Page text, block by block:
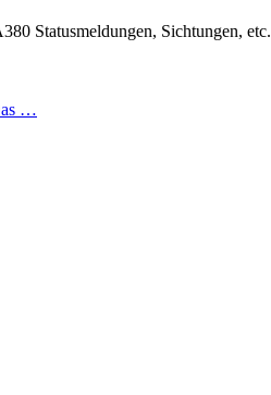
Statusmeldungen, Sichtungen, etc.
…